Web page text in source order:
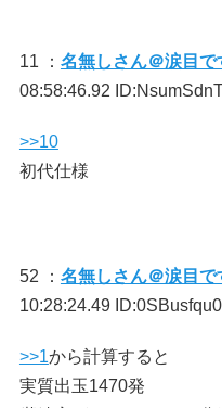
11 ： 名無しさん＠涙目で
08:58:46.92
>>10
初代仕様
52 ： 名無しさん＠涙目で
10:28:24.49
>>1から計算すると
実質出玉1470発